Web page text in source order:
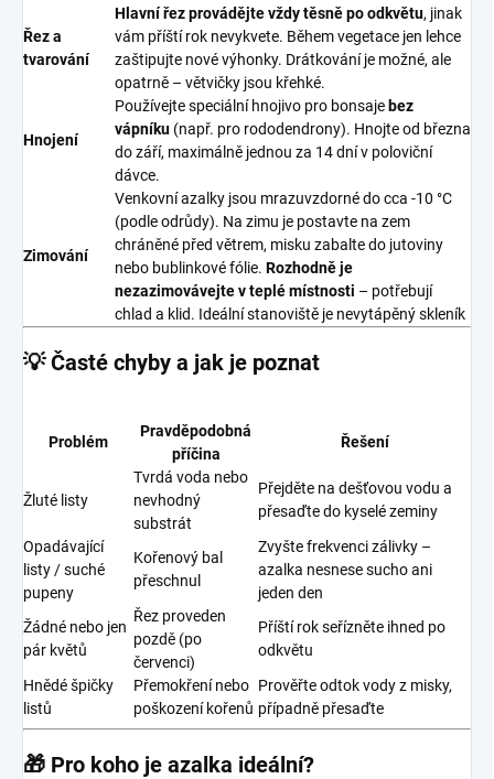
Řez a
tvarování
Hlavní řez provádějte vždy těsně po odkvětu, jinak
vám příští rok nevykvete. Během vegetace jen lehce
zaštipujte nové výhonky. Drátkování je možné, ale
opatrně – větvičky jsou křehké.
Hnojení
Používejte speciální hnojivo pro bonsaje bez
vápníku (např. pro rododendrony). Hnojte od března
do září, maximálně jednou za 14 dní v poloviční
dávce.
Zimování
Venkovní azalky jsou mrazuvzdorné do cca -10 °C
(podle odrůdy). Na zimu je postavte na zem
chráněné před větrem, misku zabalte do jutoviny
nebo bublinkové fólie. Rozhodně je
nezazimovávejte v teplé místnosti – potřebují
chlad a klid. Ideální stanoviště je nevytápěný skleník
💡 Časté chyby a jak je poznat
Problém
Pravděpodobná
příčina
Řešení
Žluté listy
Tvrdá voda nebo
nevhodný
substrát
Přejděte na dešťovou vodu a
přesaďte do kyselé zeminy
Opadávající
listy / suché
pupeny
Kořenový bal
přeschnul
Zvyšte frekvenci zálivky –
azalka nesnese sucho ani
jeden den
Žádné nebo jen
pár květů
Řez proveden
pozdě (po
červenci)
Příští rok seřízněte ihned po
odkvětu
Hnědé špičky
listů
Přemokření nebo
poškození kořenů
Prověřte odtok vody z misky,
případně přesaďte
🎁 Pro koho je azalka ideální?